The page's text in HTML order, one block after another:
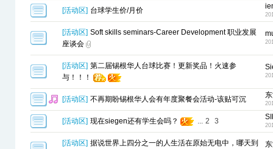
[活动区] 台球学生价/月价
[活动区] Soft skills seminars-Career Development 职业发展
座谈会
[活动区] 第二届锡根华人台球比赛！更新奖品！火速参
与！！！
[活动区] 不再期盼锡根华人会有年度聚餐会活动-该贴可沉
[活动区] 现在siegen还有学生会吗？ ... 2 3
[活动区] 据说世界上四分之一的人生活在原始无电中，哪天到